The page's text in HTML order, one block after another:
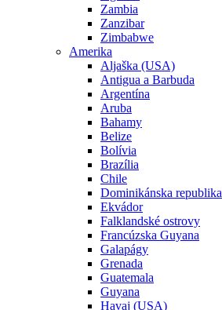
Zambia
Zanzibar
Zimbabwe
Amerika
Aljaška (USA)
Antigua a Barbuda
Argentína
Aruba
Bahamy
Belize
Bolívia
Brazília
Chile
Dominikánska republika
Ekvádor
Falklandské ostrovy
Francúzska Guyana
Galapágy
Grenada
Guatemala
Guyana
Havaj (USA)